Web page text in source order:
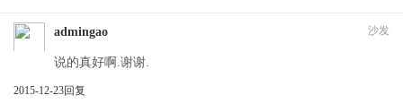
沙发
admingao
说的真好啊.谢谢.
2015-12-23回复